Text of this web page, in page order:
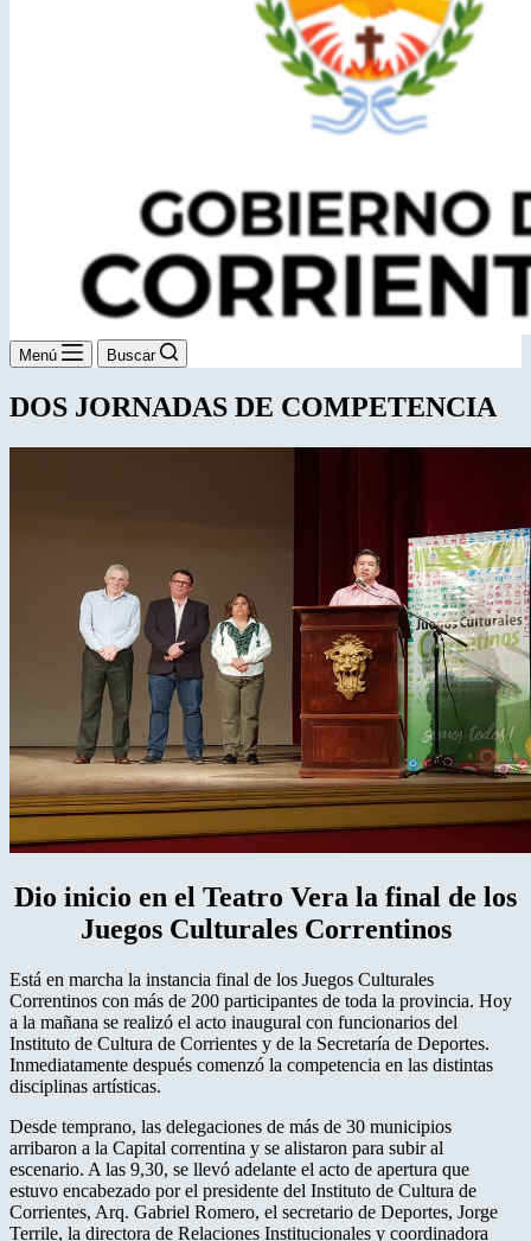
Menú Buscar
DOS JORNADAS DE COMPETENCIA
Dio inicio en el Teatro Vera la final de los
Juegos Culturales Correntinos
Está en marcha la instancia final de los Juegos Culturales
Correntinos con más de 200 participantes de toda la provincia. Hoy
a la mañana se realizó el acto inaugural con funcionarios del
Instituto de Cultura de Corrientes y de la Secretaría de Deportes.
Inmediatamente después comenzó la competencia en las distintas
disciplinas artísticas.
Desde temprano, las delegaciones de más de 30 municipios
arribaron a la Capital correntina y se alistaron para subir al
escenario. A las 9,30, se llevó adelante el acto de apertura que
estuvo encabezado por el presidente del Instituto de Cultura de
Corrientes, Arq. Gabriel Romero, el secretario de Deportes, Jorge
Terrile, la directora de Relaciones Institucionales y coordinadora